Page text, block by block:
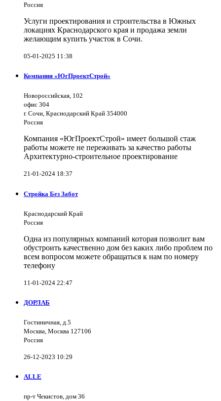
Россия
Услуги проектирования и строительства в Южных
локациях Краснодарского края и продажа земли
желающим купить участок в Сочи.
05-01-2025 11:38
Компания «ЮгПроектСтрой»
Новороссийская, 102
офис 304
г. Сочи, Краснодарский Край 354000
Россия
Компания «ЮгПроектСтрой» имеет большой стаж
работы можете не переживать за качество работы
Архитектурно-строительное проектирование
21-01-2024 18:37
Стройка Без Забот
Краснодарский Край
Россия
Одна из популярных компаний которая позволит вам
обустроить качественно дом без каких либо проблем по
всем вопросом можете обращаться к нам по номеру
телефону
11-01-2024 22:47
ДОРЛАБ
Гостиничная, д.5
Москва, Москва 127106
Россия
26-12-2023 10:29
ALLE
пр-т Чекистов, дом 36